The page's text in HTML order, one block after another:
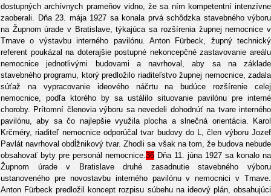
dostupných archívnych prameňov vidno, že sa ním kompetentní intenzívne
zaoberali. Dňa 23. mája 1927 sa konala prvá schôdzka stavebného výboru
na Župnom úrade v Bratislave, týkajúca sa rozšírenia župnej nemocnice v
Trnave o výstavbu interného pavilónu. Anton Fürbeck, župný technický
referent poukázal na doterajšie postupné nekoncepčné zastavovanie areálu
nemocnice jednotlivými budovami a navrhoval, aby sa na základe
stavebného programu, ktorý predložilo riaditeľstvo župnej nemocnice, zadala
súťaž na vypracovanie ideového náčrtu na budúce rozšírenie celej
nemocnice, podľa ktorého by sa ustálilo situovanie pavilónu pre interné
choroby. Prítomní členovia výboru sa nevedeli dohodnúť na tvare interného
pavilónu, aby sa čo najlepšie využila plocha a slnečná orientácia. Karol
Krčméry, riaditeľ nemocnice odporúčal tvar budovy do L, člen výboru Jozef
Pavlát navrhoval obdĺžnikový tvar. Zhodli sa však na tom, že budova nebude
obsahovať byty pre personál nemocnice.36 Dňa 11. júna 1927 sa konalo na
Župnom úrade v Bratislave druhé zasadnutie stavebného výboru
ustanoveného pre novostavbu interného pavilónu v nemocnici v Trnave.
Anton Fürbeck predložil koncept rozpisu súbehu na ideový plán, obsahujúci